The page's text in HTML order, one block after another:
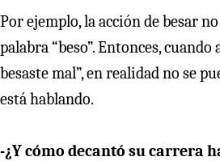
Por ejemplo, la acción de besar
palabra “beso”. Entonces,
besaste mal”, en realidad no se
está hablando.
-¿Y cómo decantó su carrera